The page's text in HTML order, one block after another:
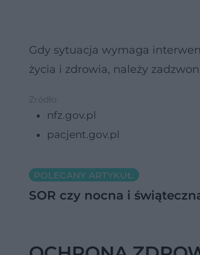
Gdy sytuacja wymaga
życia i zdrowia, należy
Źródło:
nfz.gov.pl
pacjent.gov.pl
POLECANY ARTYKUŁ:
SOR czy nocna i